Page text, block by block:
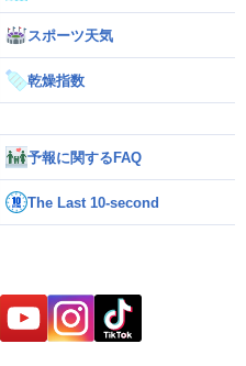
スポーツ天気
乾燥指数
予報に関するFAQ
The Last 10-second